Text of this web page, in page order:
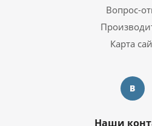
Вопрос-
Карта
Наши